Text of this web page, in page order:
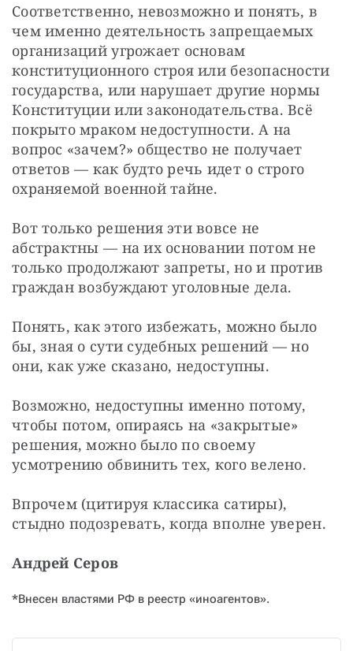
Соответственно, невозможно и понять, в
чем именно деятельность запрещаемых
организаций угрожает основам
конституционного строя или безопасности
государства, или нарушает другие нормы
Конституции или законодательства. Всё
покрыто мраком недоступности. А на
вопрос «зачем?» общество не получает
ответов — как будто речь идет о строго
охраняемой военной тайне.
Вот только решения эти вовсе не
абстрактны — на их основании потом не
только продолжают запреты, но и против
граждан возбуждают уголовные дела.
Понять, как этого избежать, можно было
бы, зная о сути судебных решений — но
они, как уже сказано, недоступны.
Возможно, недоступны именно потому,
чтобы потом, опираясь на «закрытые»
решения, можно было по своему
усмотрению обвинить тех, кого велено.
Впрочем (цитируя классика сатиры),
стыдно подозревать, когда вполне уверен.
Андрей Серов
*Внесен властями РФ в реестр «иноагентов».